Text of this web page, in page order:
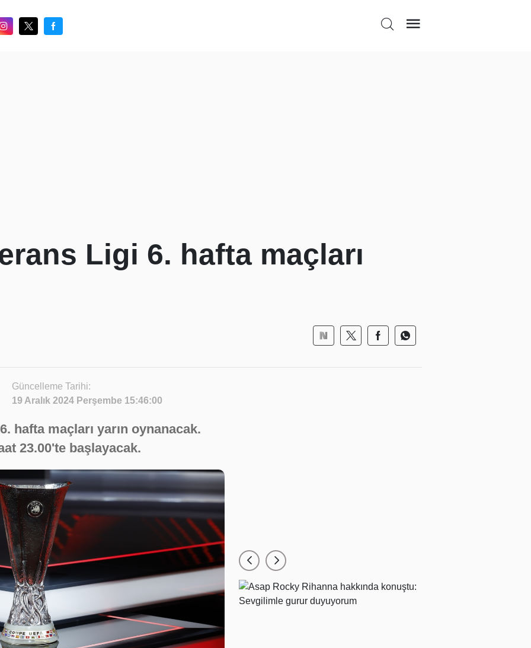
Ligi 6. hafta maçları
Güncelleme Tarihi:
19 Aralık 2024 Perşembe 15:46:00
hafta maçları yarın oynanacak.
23.00'te başlayacak.